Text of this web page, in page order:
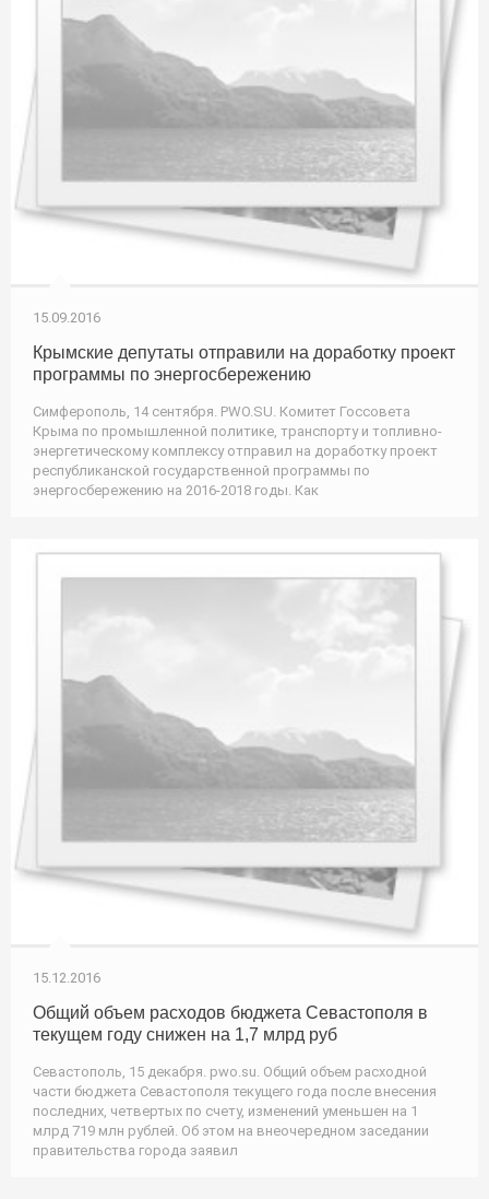
15.09.2016
Крымские депутаты отправили на доработку проект
программы по энергосбережению
Симферополь, 14 сентября. PWO.SU. Комитет Госсовета
Крыма по промышленной политике, транспорту и топливно-
энергетическому комплексу отправил на доработку проект
республиканской государственной программы по
энергосбережению на 2016-2018 годы. Как
15.12.2016
Общий объем расходов бюджета Севастополя в
текущем году снижен на 1,7 млрд руб
Севастополь, 15 декабря. pwo.su. Общий объем расходной
части бюджета Севастополя текущего года после внесения
последних, четвертых по счету, изменений уменьшен на 1
млрд 719 млн рублей. Об этом на внеочередном заседании
правительства города заявил